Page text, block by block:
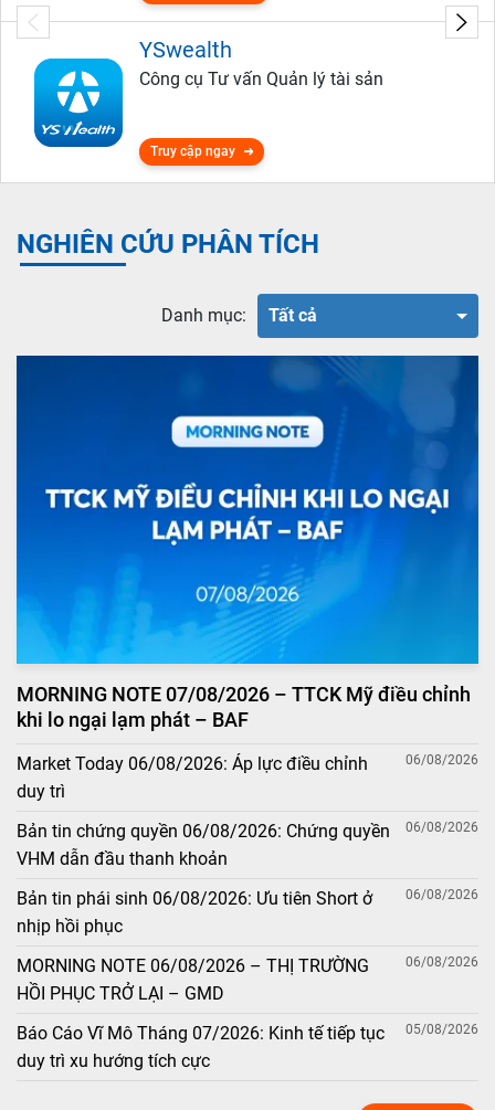
YSwealth
Công cụ Tư vấn Quản lý tài sản
Truy cập ngay
NGHIÊN CỨU PHÂN TÍCH
Danh mục: Tất cả
MORNING NOTE 07/08/2026 – TTCK Mỹ điều chỉnh
khi lo ngại lạm phát – BAF
Market Today 06/08/2026: Áp lực điều chỉnh
duy trì
06/08/2026
Bản tin chứng quyền 06/08/2026: Chứng quyền
VHM dẫn đầu thanh khoản
06/08/2026
Bản tin phái sinh 06/08/2026: Ưu tiên Short ở
nhịp hồi phục
06/08/2026
MORNING NOTE 06/08/2026 – THỊ TRƯỜNG
HỒI PHỤC TRỞ LẠI – GMD
06/08/2026
Báo Cáo Vĩ Mô Tháng 07/2026: Kinh tế tiếp tục
duy trì xu hướng tích cực
05/08/2026